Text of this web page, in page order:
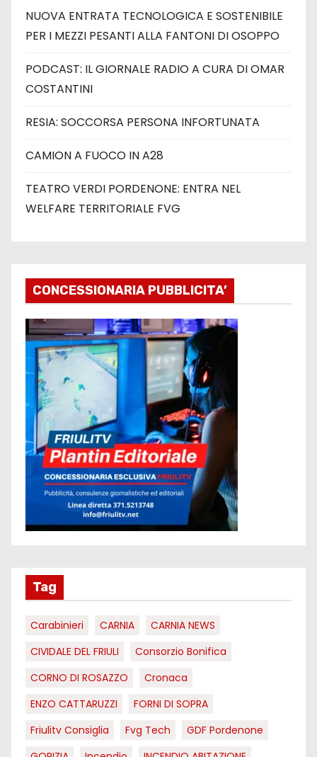
NUOVA ENTRATA TECNOLOGICA E SOSTENIBILE
PER I MEZZI PESANTI ALLA FANTONI DI OSOPPO
PODCAST: IL GIORNALE RADIO A CURA DI OMAR
COSTANTINI
RESIA: SOCCORSA PERSONA INFORTUNATA
CAMION A FUOCO IN A28
TEATRO VERDI PORDENONE: ENTRA NEL
WELFARE TERRITORIALE FVG
CONCESSIONARIA PUBBLICITA’
Tag
Carabinieri CARNIA
CARNIA NEWS
CIVIDALE DEL FRIULI
Consorzio Bonifica
CORNO DI ROSAZZO
Cronaca
ENZO CATTARUZZI
FORNI DI SOPRA
Friulitv Consiglia
Fvg Tech
GDF Pordenone